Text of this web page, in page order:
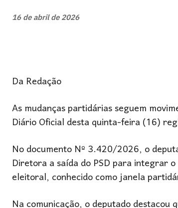
16 de abril de 2026
Da Redação
As mudanças partidárias seguem
Diário Oficial desta quinta-feira (16)
No documento Nº 3.420/2026, o
Diretora a saída do PSD para integrar
eleitoral, conhecido como janela